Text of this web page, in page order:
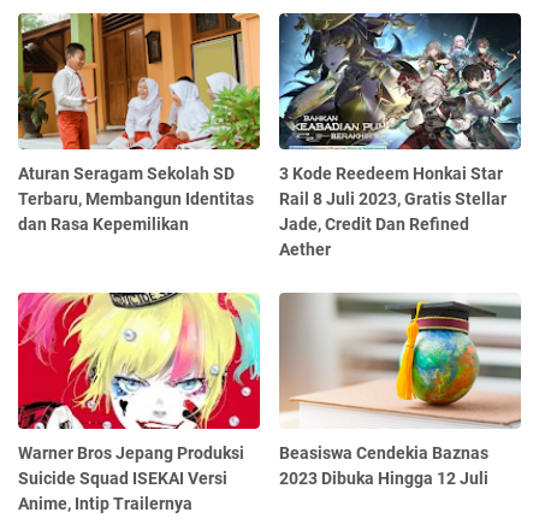
Aturan Seragam Sekolah SD
Terbaru, Membangun Identitas
dan Rasa Kepemilikan
3 Kode Reedeem Honkai Star
Rail 8 Juli 2023, Gratis Stellar
Jade, Credit Dan Refined
Aether
Warner Bros Jepang Produksi
Suicide Squad ISEKAI Versi
Anime, Intip Trailernya
Beasiswa Cendekia Baznas
2023 Dibuka Hingga 12 Juli